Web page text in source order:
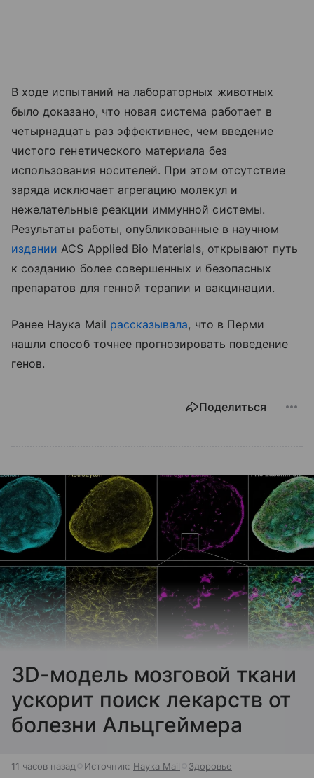
В ходе испытаний на лабораторных животных
было доказано, что новая система работает в
четырнадцать раз эффективнее, чем введение
чистого генетического материала без
использования носителей. При этом отсутствие
заряда исключает агрегацию молекул и
нежелательные реакции иммунной системы.
Результаты работы, опубликованные в научном
издании ACS Applied Bio Materials, открывают путь
к созданию более совершенных и безопасных
препаратов для генной терапии и вакцинации.
Ранее Наука Mail рассказывала, что в Перми
нашли способ точнее прогнозировать поведение
генов.
Поделиться
3D-модель мозговой ткани
ускорит поиск лекарств от
болезни Альцгеймера
11 часов назад Источник: Наука Mail Здоровье